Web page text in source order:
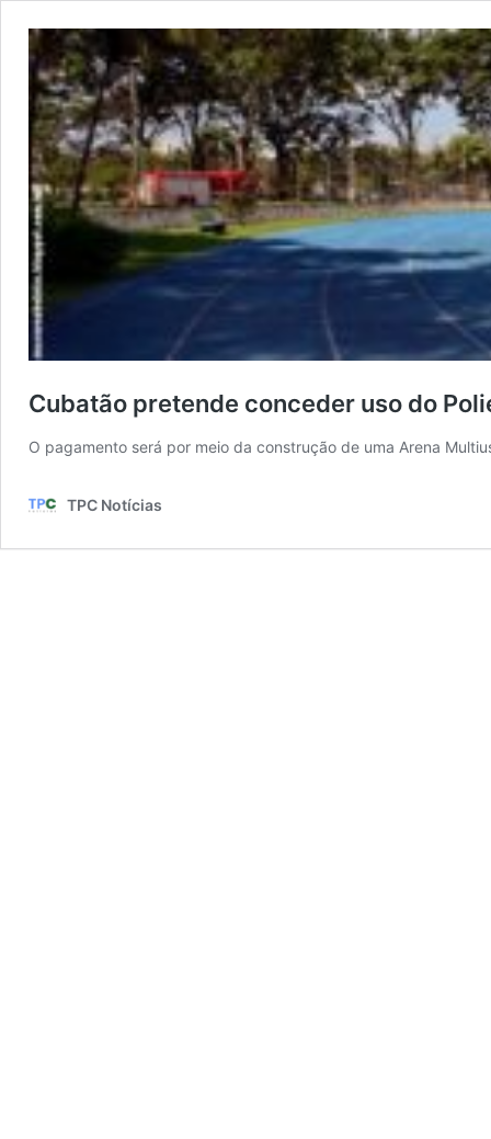
Cubatão pretende conceder uso do
O pagamento será por meio da construção de uma Arena
TPC Notícias